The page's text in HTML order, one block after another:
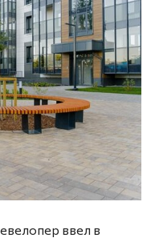
ввел в